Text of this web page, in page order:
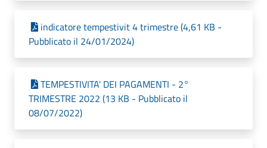
indicatore tempestivit 4 trimestre (4,61 KB -
Pubblicato il 24/01/2024)
TEMPESTIVITA' DEI PAGAMENTI - 2°
TRIMESTRE 2022 (13 KB - Pubblicato il
08/07/2022)